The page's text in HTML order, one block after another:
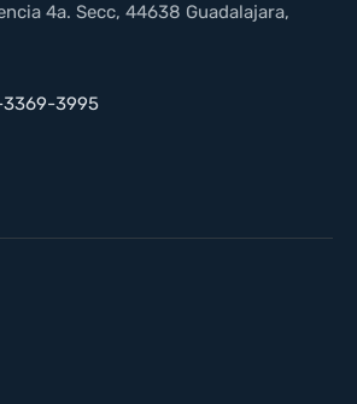
4a. Secc, 44638 Guadalajara,
3995